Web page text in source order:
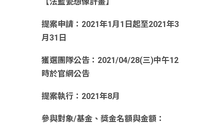
提案申請： 2021年1月 1 日起至2021年3
月 31 日
獲選團隊公告： 2021/04/28(三)中午12
時於官網公告
提案執行： 2021年8月
參與對象/基金、獎金名額與金額：